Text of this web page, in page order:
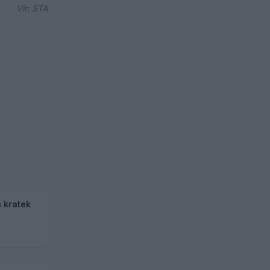
Vir: STA
kratek